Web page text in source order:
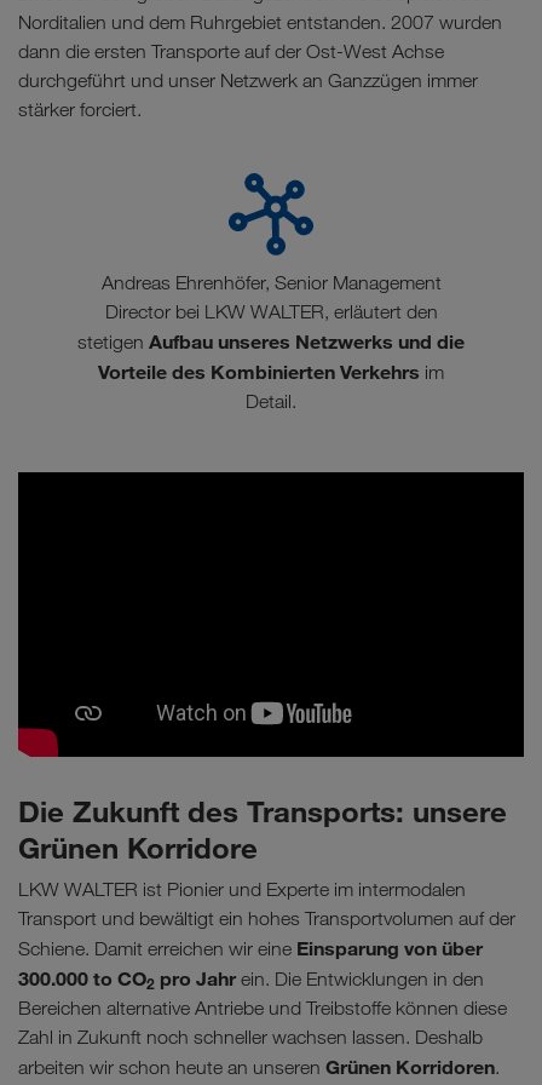
Norditalien und dem Ruhrgebiet entstanden. 2007 wurden
dann die ersten Transporte auf der Ost-West Achse
durchgeführt und unser Netzwerk an Ganzzügen immer
stärker forciert.
Andreas Ehrenhöfer, Senior Management
Director bei LKW WALTER, erläutert den
stetigen Aufbau unseres Netzwerks und die
Vorteile des Kombinierten Verkehrs im
Detail.
Die Zukunft des Transports: unsere
Grünen Korridore
LKW WALTER ist Pionier und Experte im intermodalen
Transport und bewältigt ein hohes Transportvolumen auf der
Schiene. Damit erreichen wir eine Einsparung von über
300.000 to CO2 pro Jahr ein. Die Entwicklungen in den
Bereichen alternative Antriebe und Treibstoffe können diese
Zahl in Zukunft noch schneller wachsen lassen. Deshalb
arbeiten wir schon heute an unseren Grünen Korridoren.